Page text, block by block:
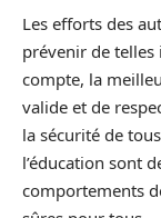
Les efforts des
prévenir de telles
compte, la
valide et de
la sécurité de
l’éducation sont
comportements